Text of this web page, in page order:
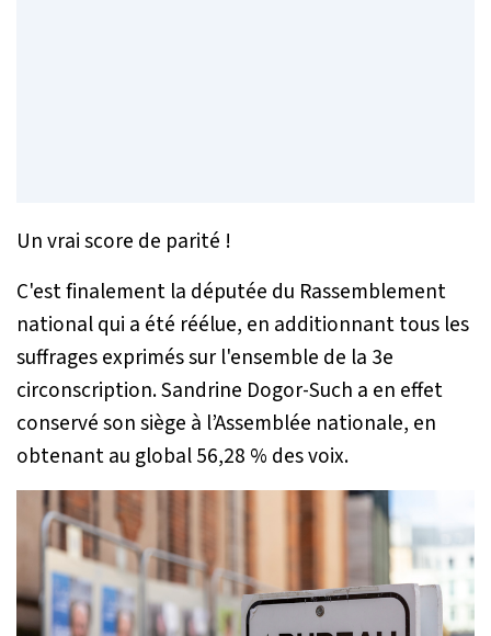
Un vrai score de parité !
C'est finalement la députée du Rassemblement
national qui a été réélue, en additionnant tous les
suffrages exprimés sur l'ensemble de la 3e
circonscription. Sandrine Dogor-Such a en effet
conservé son siège à l’Assemblée nationale, en
obtenant au global 56,28 % des voix.